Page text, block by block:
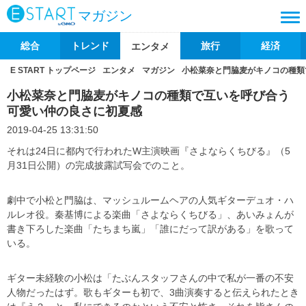
マガジン
総合 トレンド エンタメ 旅行 経済
E START トップページ エンタメ マガジン 小松菜奈と門脇麦がキノコの種
小松菜奈と門脇麦がキノコの種類で互いを呼び合う
可愛い仲の良さに初夏感
2019-04-25 13:31:50
それは24日に都内で行われたW主演映画『さよならくちびる』（5
月31日公開）の完成披露試写会でのこと。
劇中で小松と門脇は、マッシュルームヘアの人気ギターデュオ・ハ
ルレオ役。秦基博による楽曲「さよならくちびる」、あいみょんが
書き下ろした楽曲「たちまち嵐」「誰にだって訳がある」を歌って
いる。
ギター未経験の小松は「たぶんスタッフさんの中で私が一番の不安
人物だったはず。歌もギターも初で、3曲演奏すると伝えられたとき